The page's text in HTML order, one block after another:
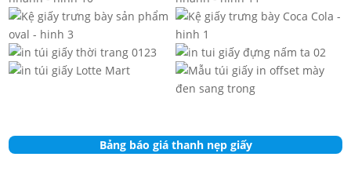
Bảng báo giá thanh nẹp giấy